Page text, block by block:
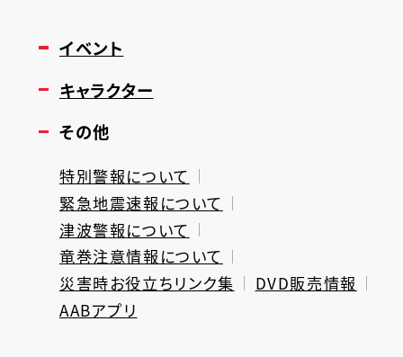
イベント
キャラクター
その他
特別警報について
緊急地震速報について
津波警報について
竜巻注意情報について
災害時お役立ちリンク集
DVD販売情報
AABアプリ